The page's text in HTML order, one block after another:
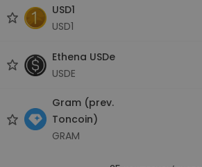
USD1
USD1
Ethena USDe
USDE
Gram (prev.
Toncoin)
GRAM